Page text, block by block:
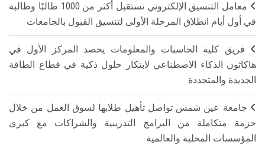
معامل التنسيق الإلكتروني تستقبل أكثر من 1000 طالبًا وطالبة
في أول أيام انطلاق المرحلة الأولى لتنسيق القبول بالجامعات
فريق كلية الحاسبات والمعلومات يحصد المركز الأول في
هاكاثون الذكاء الاصطناعي لابتكار حلول ذكية في قطاع الطاقة
الجديدة والمتجددة
جامعة عين شمس تواصل تأهيل طلابها لسوق العمل من خلال
حزمة متكاملة من البرامج التدريبية والشراكات مع كبرى
المؤسسات المحلية والعالمية